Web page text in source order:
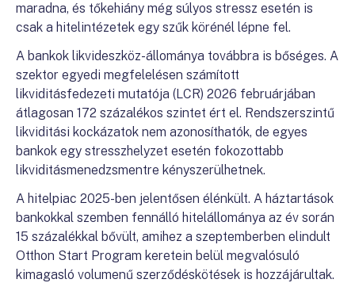
maradna, és tőkehiány még súlyos stressz esetén is
csak a hitelintézetek egy szűk körénél lépne fel.
A bankok likvideszköz-állománya továbbra is bőséges. A
szektor egyedi megfelelésen számított
likviditásfedezeti mutatója (LCR) 2026 februárjában
átlagosan 172 százalékos szintet ért el. Rendszerszintű
likviditási kockázatok nem azonosíthatók, de egyes
bankok egy stresszhelyzet esetén fokozottabb
likviditásmenedzsmentre kényszerülhetnek.
A hitelpiac 2025-ben jelentősen élénkült. A háztartások
bankokkal szemben fennálló hitelállománya az év során
15 százalékkal bővült, amihez a szeptemberben elindult
Otthon Start Program keretein belül megvalósuló
kimagasló volumenű szerződéskötések is hozzájárultak.